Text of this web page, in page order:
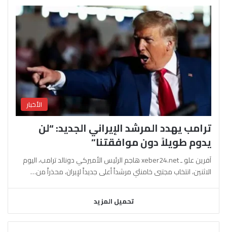
الأخبار
ترامب يهدد المرشد الإيراني الجديد: “لن
يدوم طويلاً دون موافقتنا”
آفرين علو ـ xeber24.net هاجم الرئيس الأميركي دونالد ترامب، اليوم
الاثنين، انتخاب مجتبى خامنئي مرشداً أعلى جديداً لإيران، محذراً من…
تحميل المزيد